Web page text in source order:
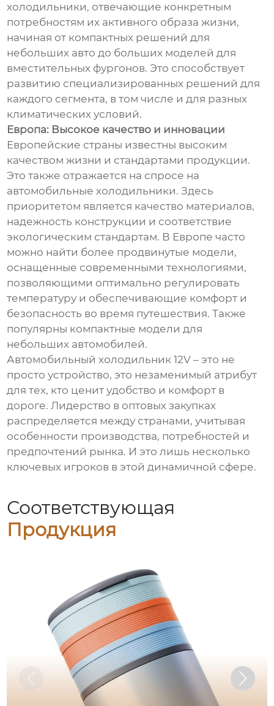
холодильники, отвечающие конкретным
потребностям их активного образа жизни,
начиная от компактных решений для
небольших авто до больших моделей для
вместительных фургонов. Это способствует
развитию специализированных решений для
каждого сегмента, в том числе и для разных
климатических условий.
Европа: Высокое качество и инновации
Европейские страны известны высоким
качеством жизни и стандартами продукции.
Это также отражается на спросе на
автомобильные холодильники. Здесь
приоритетом является качество материалов,
надежность конструкции и соответствие
экологическим стандартам. В Европе часто
можно найти более продвинутые модели,
оснащенные современными технологиями,
позволяющими оптимально регулировать
температуру и обеспечивающие комфорт и
безопасность во время путешествия. Также
популярны компактные модели для
небольших автомобилей.
Автомобильный холодильник 12V – это не
просто устройство, это незаменимый атрибут
для тех, кто ценит удобство и комфорт в
дороге. Лидерство в оптовых закупках
распределяется между странами, учитывая
особенности производства, потребностей и
предпочтений рынка. И это лишь несколько
ключевых игроков в этой динамичной сфере.
Соответствующая
Продукция